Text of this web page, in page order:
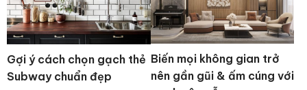
Gợi ý cách chọn gạch thẻ
Subway chuẩn đẹp
Biến mọi không gian trở
nên gần gũi & ấm cúng với